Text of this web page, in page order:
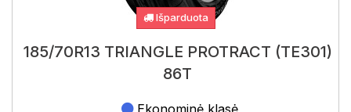
Išparduota
185/70R13 TRIANGLE PROTRACT (TE301)
86T
Ekonominė klasė